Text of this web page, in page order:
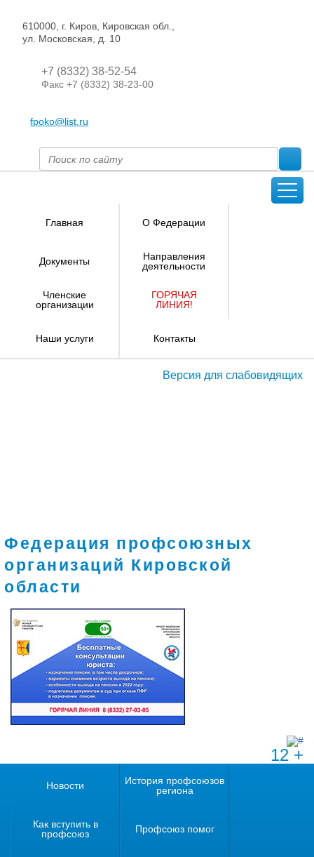
610000, г. Киров, Кировская обл.,
ул. Московская, д. 10
+7 (8332) 38-52-54
Факс +7 (8332) 38-23-00
fpoko@list.ru
Главная О Федерации
Документы
Направления
деятельности
Членские
организации
ГОРЯЧАЯ
ЛИНИЯ!
Наши услуги Контакты
Версия для слабовидящих
Федерация профсоюзных
организаций Кировской
области
12 +
Новости
История профсоюзов
региона
Как вступить в
профсоюз
Профсоюз помог